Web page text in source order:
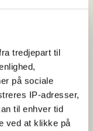
tredjepart til
på sociale
IP-adresser,
til enhver tid
ved at klikke på
med hele
på
står bag De
som du kender